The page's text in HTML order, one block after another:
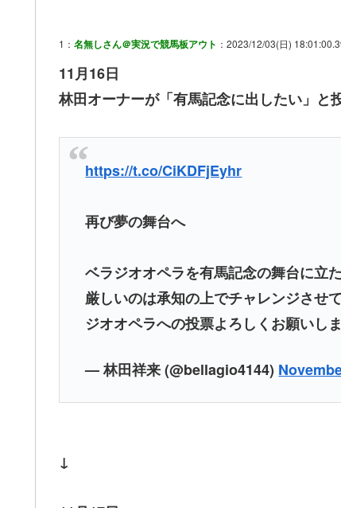
1： 名無しさん＠実況で競馬板アウト ：2023/12/03(日)
11月16日
林田オーナーが「有馬記念に出したい」と
https://t.co/CiKDFjEyhr
再び夢の舞台へ
ベラジオオペラを有馬記念の舞台に立
厳しいのは承知の上でチャレンジさせ
ジオオペラへの投票よろしくお願いし
— 林田祥来 (@bellagio4144)
↓